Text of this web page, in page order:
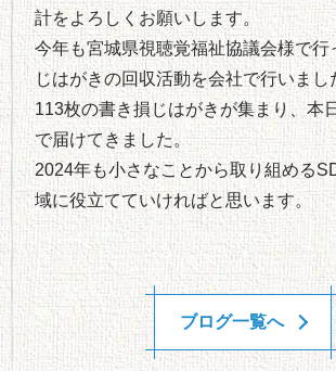
計をよろしくお願いします。
今年も宮城県視聴覚福祉協議会様で行
じはがきの回収活動を会社で行いまし
113枚の書き損じはがきが集まり、本
で届けてきました。
2024年も小さなことから取り組める
域に役立てていければと思います。
ブログ一覧へ